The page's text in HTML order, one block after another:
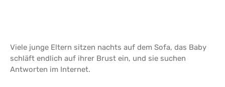
Viele junge Eltern sitzen nachts auf dem Sofa, das Baby
schläft endlich auf ihrer Brust ein, und sie suchen
Antworten im Internet.